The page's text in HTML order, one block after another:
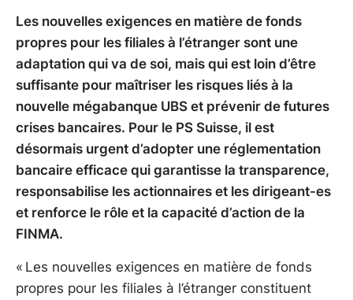
Les nouvelles exigences en matière de fonds
propres pour les filiales à l’étranger sont une
adaptation qui va de soi, mais qui est loin d’être
suffisante pour maîtriser les risques liés à la
nouvelle mégabanque UBS et prévenir de futures
crises bancaires. Pour le PS Suisse, il est
désormais urgent d’adopter une réglementation
bancaire efficace qui garantisse la transparence,
responsabilise les actionnaires et les dirigeant-es
et renforce le rôle et la capacité d’action de la
FINMA.
« Les nouvelles exigences en matière de fonds
propres pour les filiales à l’étranger constituent